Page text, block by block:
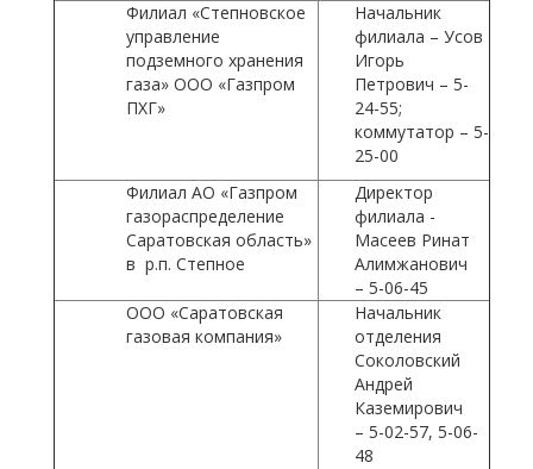
Филиал «Степновское
управление
подземного хранения
газа» ООО «Газпром
ПХГ»
Начальник
филиала – Усов
Игорь
Петрович – 5-
24-55;
коммутатор – 5-
25-00
Филиал АО «Газпром
газораспределение
Саратовская область»
в р.п. Степное
Директор
филиала -
Масеев Ринат
Алимжанович
– 5-06-45
ООО «Саратовская
газовая компания»
Начальник
отделения
Соколовский
Андрей
Каземирович
– 5-02-57, 5-06-
48